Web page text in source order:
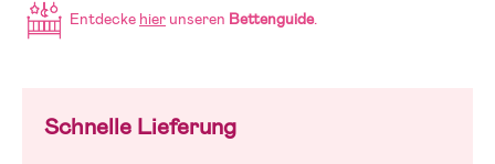
Entdecke hier unseren Bettenguide.
Schnelle Lieferung